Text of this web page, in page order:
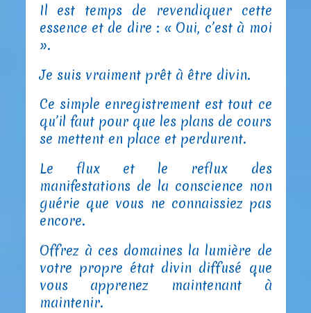
Il est temps de revendiquer cette
essence et de dire : « Oui, c’est à moi
».
Je suis vraiment prêt à être divin.
Ce simple enregistrement est tout ce
qu’il faut pour que les plans de cours
se mettent en place et perdurent.
Le flux et le reflux des
manifestations de la conscience non
guérie que vous ne connaissiez pas
encore.
Offrez à ces domaines la lumière de
votre propre état divin diffusé que
vous apprenez maintenant à
maintenir.